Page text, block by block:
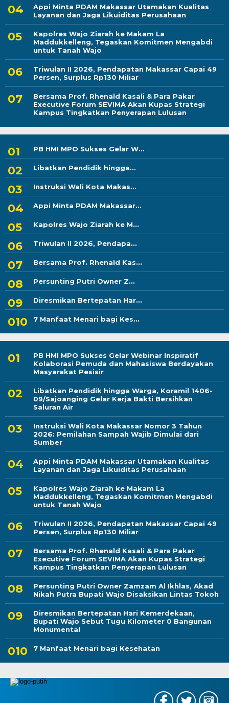
Appi Minta PDAM Makassar Utamakan Kualitas
Layanan dan Jaga Likuiditas Perusahaan
Kapolres Wajo Ziarah ke Makam La
Maddukkelleng, Tegaskan Komitmen Mengabdi
untuk Tanah Wajo
Triwulan II 2026, Pendapatan Makassar Capai 49
Persen, Surplus Rp130 Miliar
Bersama Prof. Rhenald Kasali & Para Pakar
Executive Forum SEVIMA Akan Kupas Strategi
Kampus Tingkatkan Penyerapan Lulusan
PB HMI MPO Sukses Gelar W...
Libatkan Pendidik hingga...
Instruksi Wali Kota Makas...
Appi Minta PDAM Makassar...
Kapolres Wajo Ziarah ke M...
Triwulan II 2026, Pendapa...
Bersama Prof. Rhenald Kas...
Persunting Putri Owner Z...
Diresmikan Bertepatan Har...
7 Manfaat Menari bagi Kes...
PB HMI MPO Sukses Gelar Webinar Inspiratif
Kolaborasi Pemuda dan Mahasiswa Berdayakan
Masyarakat Pesisir
Libatkan Pendidik hingga Warga, Koramil 1406-
09/Sajoanging Gelar Kerja Bakti Bersihkan
Saluran Air
Instruksi Wali Kota Makassar Nomor 3 Tahun
2026: Pemilahan Sampah Wajib Dimulai dari
Sumber
Appi Minta PDAM Makassar Utamakan Kualitas
Layanan dan Jaga Likuiditas Perusahaan
Kapolres Wajo Ziarah ke Makam La
Maddukkelleng, Tegaskan Komitmen Mengabdi
untuk Tanah Wajo
Triwulan II 2026, Pendapatan Makassar Capai 49
Persen, Surplus Rp130 Miliar
Bersama Prof. Rhenald Kasali & Para Pakar
Executive Forum SEVIMA Akan Kupas Strategi
Kampus Tingkatkan Penyerapan Lulusan
Persunting Putri Owner Zamzam Al Ikhlas, Akad
Nikah Putra Bupati Wajo Disaksikan Lintas Tokoh
Diresmikan Bertepatan Hari Kemerdekaan,
Bupati Wajo Sebut Tugu Kilometer 0 Bangunan
Monumental
7 Manfaat Menari bagi Kesehatan